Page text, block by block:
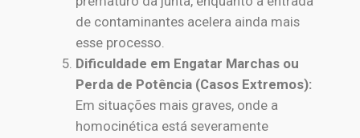
de contaminantes acelera ainda mais
esse processo.
Dificuldade em Engatar Marchas ou
Perda de Potência (Casos Extremos):
Em situações mais graves, onde a
homocinética está severamente